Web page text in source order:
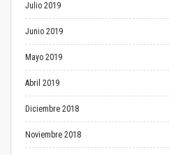
Julio 2019
Junio 2019
Mayo 2019
Abril 2019
Diciembre 2018
Noviembre 2018